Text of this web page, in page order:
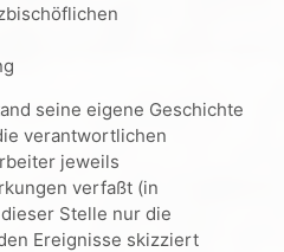
seine eigene Geschichte
verantwortlichen
jeweils
verfaßt (in
Stelle nur die
Ereignisse skizziert